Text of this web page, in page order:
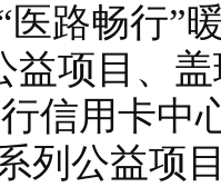
路畅行”
益项目、
信用卡中
列公益项